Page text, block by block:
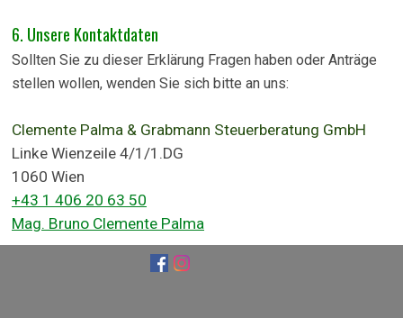
6. Unsere Kontaktdaten
Sollten Sie zu dieser Erklärung Fragen haben oder Anträge
stellen wollen, wenden Sie sich bitte an uns:
Clemente Palma & Grabmann Steuerberatung GmbH
Linke Wienzeile 4/1/1.DG
1060 Wien
+43 1 406 20 63 50
Mag. Bruno Clemente Palma